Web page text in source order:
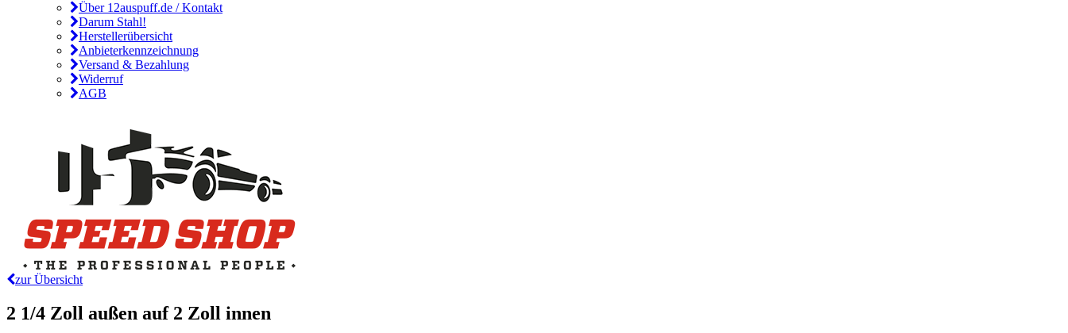
Über 12auspuff.de / Kontakt
Darum Stahl!
Herstellerübersicht
Anbieterkennzeichnung
Versand & Bezahlung
Widerruf
AGB
zur Übersicht
2 1/4 Zoll außen auf 2 Zoll innen